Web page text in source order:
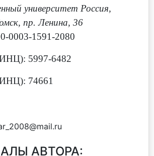
университет Россия,
пр. Ленина, 36
0003-1591-2080
5997-6482
74661
АВТОРА: